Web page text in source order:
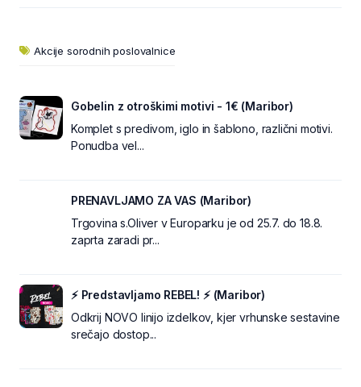
Akcije sorodnih poslovalnice
Gobelin z otroškimi motivi - 1€ (Maribor)
Komplet s predivom, iglo in šablono, različni motivi.
Ponudba vel...
PRENAVLJAMO ZA VAS (Maribor)
Trgovina s.Oliver v Europarku je od 25.7. do 18.8.
zaprta zaradi pr...
⚡ Predstavljamo REBEL! ⚡ (Maribor)
Odkrij NOVO linijo izdelkov, kjer vrhunske sestavine
srečajo dostop...